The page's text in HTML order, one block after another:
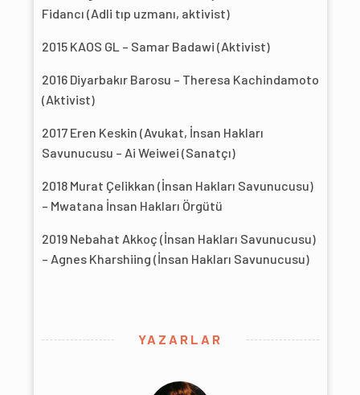
Fidancı (Adli tıp uzmanı, aktivist)
2015 KAOS GL – Samar Badawi (Aktivist)
2016 Diyarbakır Barosu – Theresa Kachindamoto
(Aktivist)
2017 Eren Keskin (Avukat, İnsan Hakları
Savunucusu – Ai Weiwei (Sanatçı)
2018 Murat Çelikkan (İnsan Hakları Savunucusu)
– Mwatana İnsan Hakları Örgütü
2019 Nebahat Akkoç (İnsan Hakları Savunucusu)
– Agnes Kharshiing (İnsan Hakları Savunucusu)
YAZARLAR